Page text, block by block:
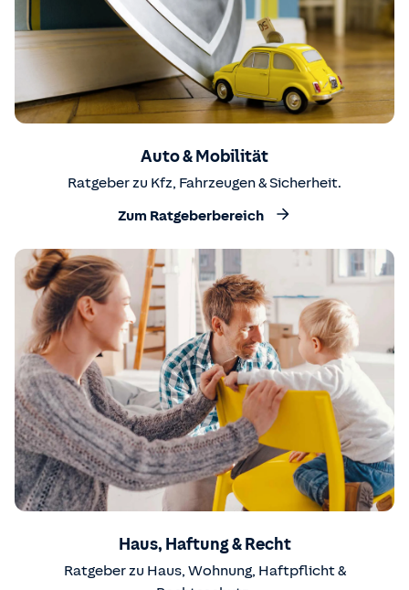
Auto & Mobilität
Ratgeber zu Kfz, Fahrzeugen & Sicherheit.
Zum Ratgeberbereich
Haus, Haftung & Recht
Ratgeber zu Haus, Wohnung, Haftpflicht &